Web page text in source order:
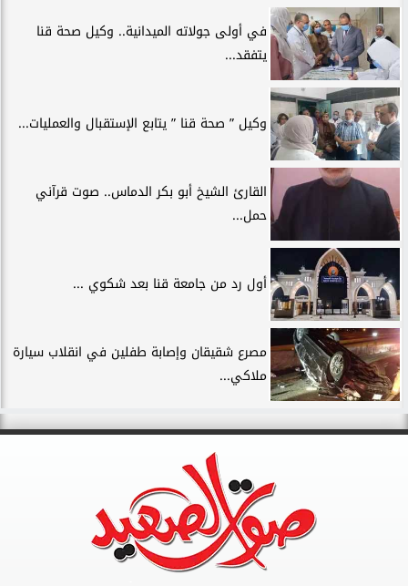
في أولى جولاته الميدانية.. وكيل صحة قنا
يتفقد...
وكيل ” صحة قنا ” يتابع الإستقبال والعمليات...
القارئ الشيخ أبو بكر الدماس.. صوت قرآني
حمل...
أول رد من جامعة قنا بعد شكوي ...
مصرع شقيقان وإصابة طفلين في انقلاب سيارة
ملاكي...